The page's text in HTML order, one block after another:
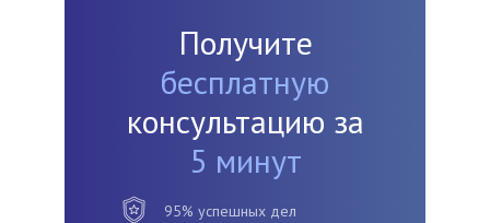
Получите
бесплатную
консультацию за
5 минут
95% успешных дел